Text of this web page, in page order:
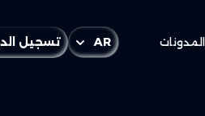
المدونات AR تسجيل